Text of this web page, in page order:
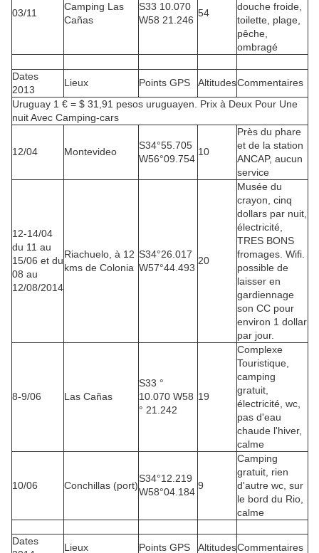
03/11
Camping Las
Cañas
S33 10.070
W58 21.246
54
douche froide,
toilette, plage,
pêche,
ombragé
Dates
2013
Lieux Points GPS AltitudesCommentaires
Uruguay 1 € = $ 31,91 pesos uruguayen. Prix ​​à Deux Pour Une
nuit Avec Camping-cars
12/04 Montevideo
S34°55.705
W56°09.754
10
Près du phare
et de la station
ANCAP, aucun
service
12-14/04
du 11 au
15/06 et du
08 au
12/08/2014
Riachuelo, à 12
kms de Colonia
S34°26.017
W57°44.493
20
Musée du
crayon, cinq
dollars par nuit,
électricité,
TRES BONS
fromages. Wifi.
possible de
laisser en
gardiennage
son CC pour
environ 1 dollar
par jour.
8-9/06 Las Cañas
S33 °
10.070 W58
° 21.242
19
Complexe
Touristique,
camping
gratuit,
électricité, wc,
pas d'eau
chaude l'hiver,
calme
10/06 Conchillas (port)
S34°12.219
W58°04.184
9
Camping
gratuit, rien
d'autre wc, sur
le bord du Rio,
calme
Dates
Lieux Points GPS AltitudesCommentaires